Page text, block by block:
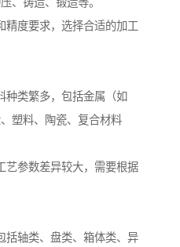
、铸造、锻造等。
度要求，选择合适的加工
类繁多，包括金属（如
塑料、陶瓷、复合材料
参数差异较大，需要根据
轴类、盘类、箱体类、异